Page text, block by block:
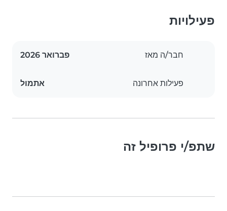
פעילויות
חבר/ה מאז פברואר 2026
פעילות אחרונה אתמול
שתפ/י פרופיל זה